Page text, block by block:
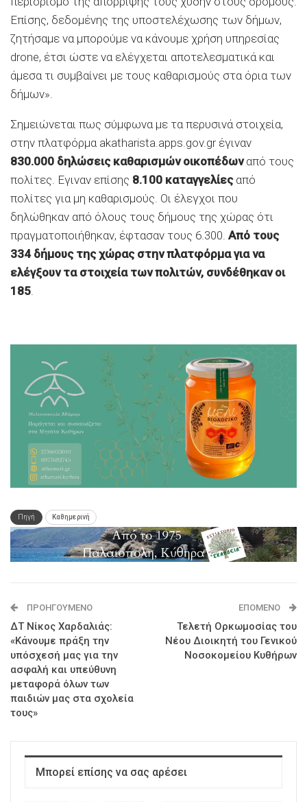
Επίσης, δεδομένης της υποστελέχωσης των δήμων,
ζητήσαμε να μπορούμε να κάνουμε χρήση υπηρεσίας
drone, έτσι ώστε να ελέγχεται αποτελεσματικά και
άμεσα τι συμβαίνει με τους καθαρισμούς στα όρια των
δήμων».
Σημειώνεται πως σύμφωνα με τα περυσινά στοιχεία,
στην πλατφόρμα akatharista.apps.gov.gr έγιναν
830.000 δηλώσεις καθαρισμών οικοπέδωναπό τους
πολίτες. Εγιναν επίσης 8.100 καταγγελίεςαπό
πολίτες για μη καθαρισμούς. Οι έλεγχοι που
δηλώθηκαν από όλους τους δήμους της χώρας ότι
πραγματοποιήθηκαν, έφτασαν τους 6.300. Από τους
334 δήμους της χώρας στην πλατφόρμα για να
ελέγξουν τα στοιχεία των πολιτών, συνδέθηκαν οι
185
Πηγή Καθημερινή
ΠΡΟΗΓΟΎΜΕΝΟ
ΔΤ Νίκος Χαρδαλιάς:
«Κάνουμε πράξη την
υπόσχεσή μας για την
ασφαλή και υπεύθυνη
μεταφορά όλων των
παιδιών μας στα σχολεία
τους»
ΕΠΌΜΕΝΟ
Τελετή Ορκωμοσίας του
Νέου Διοικητή του Γενικού
Νοσοκομείου Κυθήρων
Μπορεί επίσης να σας αρέσει